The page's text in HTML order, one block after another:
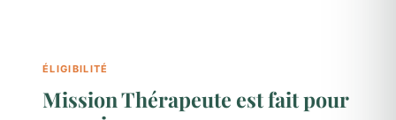
ÉLIGIBILITÉ
Mission Thérapeute est fait pour